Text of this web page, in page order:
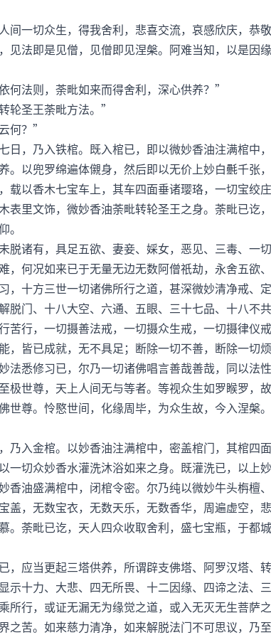
一切众生，得我舍利，悲喜交流，哀感欣庆，恭
见法即是见僧，见僧即见涅槃。阿难当知，以是因
法则，荼毗如来而得舍利，深心供养？”
圣王荼毗方法。”
何？”
，乃入铁棺。既入棺已，即以微妙香油注满棺中
。以兜罗绵遍体儭身，然后即以无价上妙白氎千张
载以香木七宝车上，其车四面垂诸璎珞，一切宝绞
表里文饰，微妙香油荼毗转轮圣王之身。荼毗已讫
。
有，具足五欲、妻妾、婇女，恶见、三毒、一切
，何况如来已于无量无边无数阿僧祇劫，永舍五欲
，十方三世一切诸佛所行之道，甚深微妙清净戒、
脱门、十八大空、六通、五眼、三十七品、十八不
苦行，一切摄善法戒，一切摄众生戒，一切摄律仪
，皆已成就，无不具足；断除一切不善，断除一切
法悉修习已，尔乃一切诸佛唱言善哉善哉，同以法
极世尊，天上人间无与等者。等视众生如罗睺罗，
世尊。怜愍世间，化缘周毕，为众生故，今入涅槃
入金棺。以妙香油注满棺中，密盖棺门，其棺四
一切众妙香水灌洗沐浴如来之身。既灌洗已，以上
香油盛满棺中，闭棺令密。尔乃纯以微妙牛头栴檀
盖，无数宝衣，无数天乐，无数香华，周遍虚空，
。荼毗已讫，天人四众收取舍利，盛七宝瓶，于都
当更起三塔供养，所谓辟支佛塔、阿罗汉塔、
十力、大悲、四无所畏、十二因缘、四谛之法、
所行，或证无漏无为缘觉之道，或入无灭无生菩萨
之苦。如来慈力清净，如来解脱法门不可思议，乃